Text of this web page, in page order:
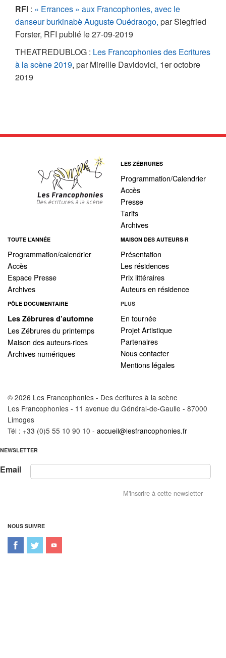
RFI : « Errances » aux Francophonies, avec le
danseur burkinabè Auguste Ouédraogo, par Siegfried
Forster, RFI publié le 27-09-2019
THEATREDUBLOG : Les Francophonies des Ecritures
à la scène 2019, par Mireille Davidovici, 1er octobre
2019
LES ZÉBRURES
Programmation/Calendrier
Accès
Presse
Tarifs
Archives
TOUTE L’ANNÉE
Programmation/calendrier
Accès
Espace Presse
Archives
MAISON DES AUTEURS·R
Présentation
Les résidences
Prix littéraires
Auteurs en résidence
PÔLE DOCUMENTAIRE
Les Zébrures d’automne
Les Zébrures du printemps
Maison des auteurs·rices
Archives numériques
PLUS
En tournée
Projet Artistique
Partenaires
Nous contacter
Mentions légales
© 2026 Les Francophonies - Des écritures à la scène
Les Francophonies - 11 avenue du Général-de-Gaulle - 87000
Limoges
Tél : +33 (0)5 55 10 90 10 - accueil@lesfrancophonies.fr
NEWSLETTER
Email
NOUS SUIVRE